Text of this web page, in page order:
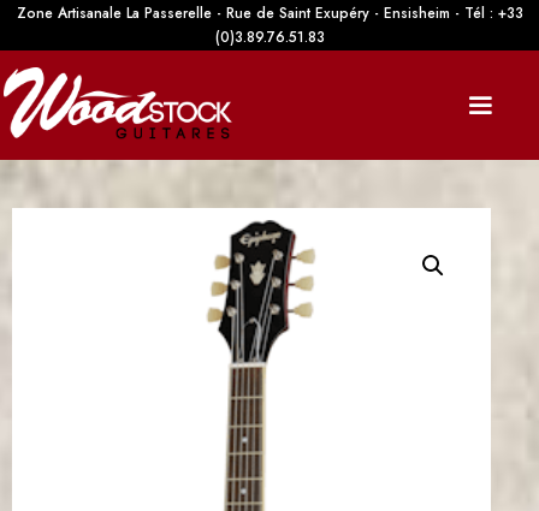
Zone Artisanale La Passerelle - Rue de Saint Exupéry - Ensisheim - Tél : +33
(0)3.89.76.51.83